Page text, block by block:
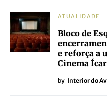
ATUALIDADE
Bloco de
e reforça a
Cinema
by Interior do